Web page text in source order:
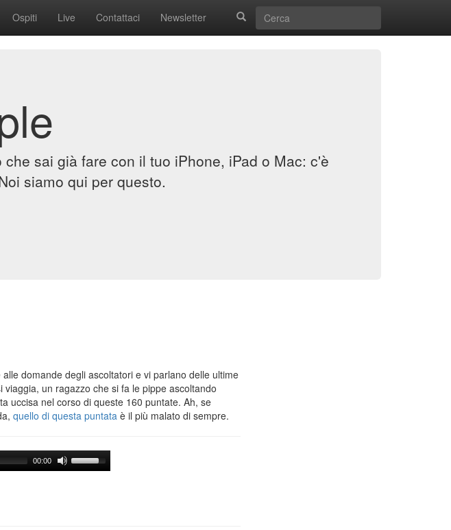
Ospiti Live Contattaci Newsletter
sai già fare con il tuo iPhone, iPad o Mac: c'è
siamo qui per questo.
domande degli ascoltatori e vi parlano delle ultime
un ragazzo che si fa le pippe ascoltando
uccisa nel corso di queste 160 puntate. Ah, se
quello di questa puntata è il più malato di sempre.
00:00